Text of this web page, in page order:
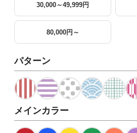
30,000～49,999円
80,000円～
パターン
メインカラー